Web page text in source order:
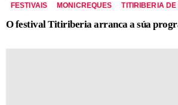
FESTIVAIS MONICREQUES TITIRIBERIA
O festival Titiriberia arranca a súa